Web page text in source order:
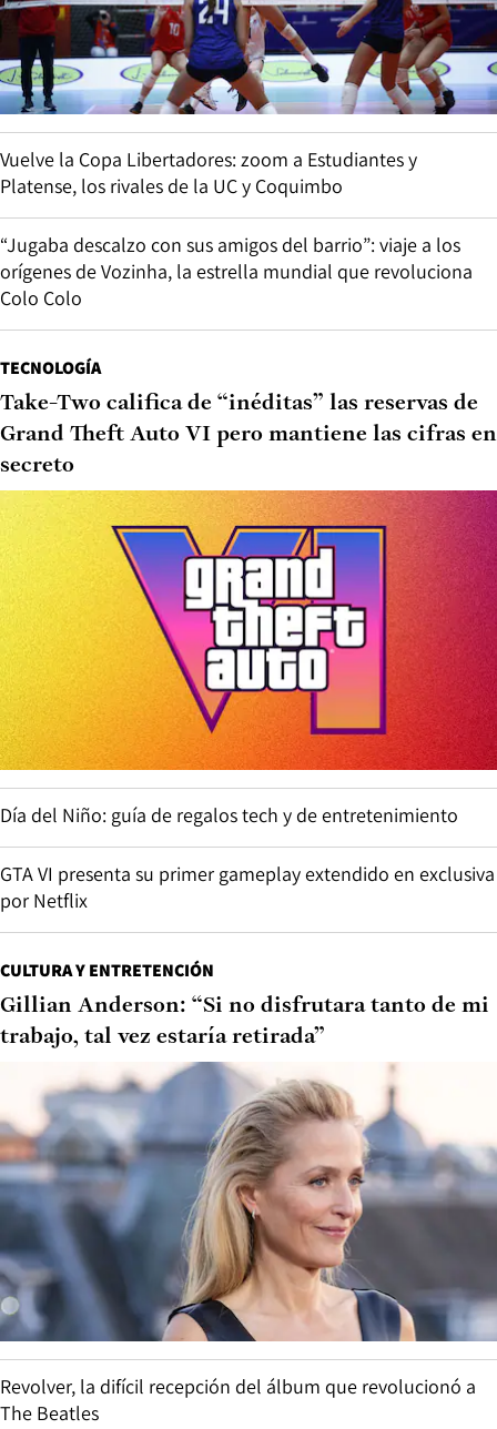
Vuelve la Copa Libertadores: zoom a Estudiantes y
Platense, los rivales de la UC y Coquimbo
“Jugaba descalzo con sus amigos del barrio”: viaje a los
orígenes de Vozinha, la estrella mundial que revoluciona
Colo Colo
TECNOLOGÍA
Take-Two califica de “inéditas” las reservas de
Grand Theft Auto VI pero mantiene las cifras en
secreto
Día del Niño: guía de regalos tech y de entretenimiento
GTA VI presenta su primer gameplay extendido en exclusiva
por Netflix
CULTURA Y ENTRETENCIÓN
Gillian Anderson: “Si no disfrutara tanto de mi
trabajo, tal vez estaría retirada”
Revolver, la difícil recepción del álbum que revolucionó a
The Beatles